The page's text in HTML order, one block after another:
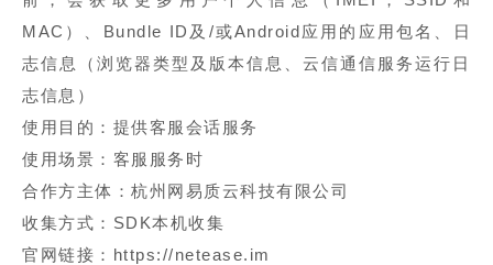
MAC）、Bundle ID及/或Android应用的应用包名、日
志信息（浏览器类型及版本信息、云信通信服务运行日
志信息）
使用目的：提供客服会话服务
使用场景：客服服务时
合作方主体：杭州网易质云科技有限公司
收集方式：SDK本机收集
官网链接：https://netease.im